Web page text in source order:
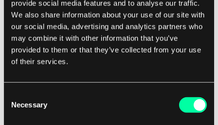
provide social media features and to analyse our traffic.
We also share information about your use of our site with
our social media, advertising and analytics partners who
may combine it with other information that you’ve
provided to them or that they’ve collected from your use
of their services.
Selection
Necessary
}
In diesem Java-Beispiel wird ein AtomicInteger
verwendet, um atomare Inkremente auf der
Zähler-Variablen durchzuführen. Zwei Threads
Zähler-Variablen wird auf der Konsole